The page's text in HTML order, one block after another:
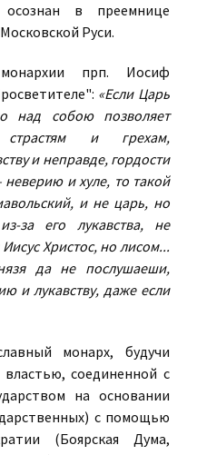
в преемнице
Руси.
прп. Иосиф
«Если Царь
над собою позволяет
страстям и грехам,
и неправде, гордости
и хуле, то такой
и не царь, но
за его лукавства, не
Христос, но лисом...
да не послушаеши,
и лукавству, даже если
монарх, будучи
соединенной с
на основании
с помощью
(Боярская Дума,